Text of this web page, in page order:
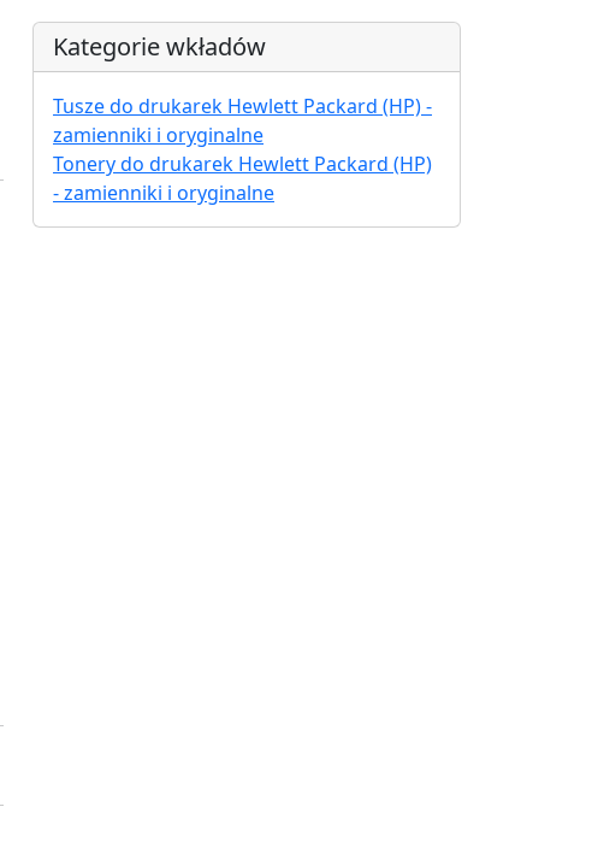
Kategorie wkładów
Tusze do drukarek Hewlett Packard (HP) -
zamienniki i oryginalne
Tonery do drukarek Hewlett Packard (HP)
- zamienniki i oryginalne